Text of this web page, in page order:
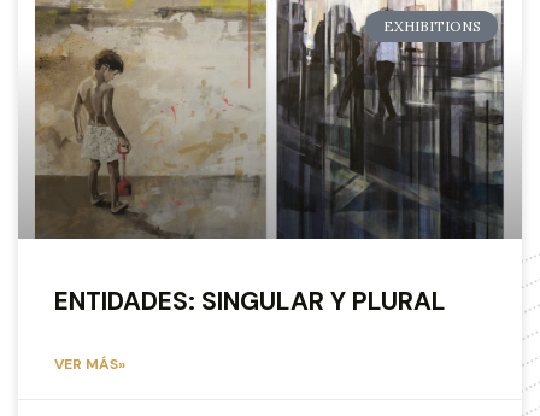
EXHIBITIONS
ENTIDADES: SINGULAR Y PLURAL
VER MÁS»